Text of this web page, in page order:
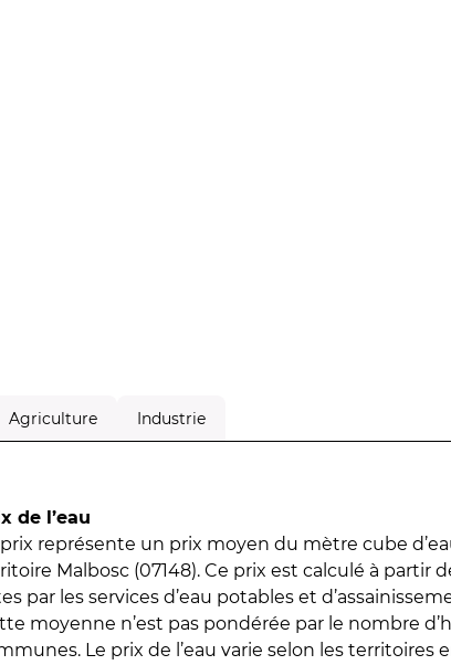
Agriculture Industrie
de l’eau
représente un prix moyen du mètre cube
Malbosc (07148). Ce prix est calculé à partir
par les services d’eau potables et
moyenne n’est pas pondérée par le nombre
Le prix de l’eau varie selon les territoires